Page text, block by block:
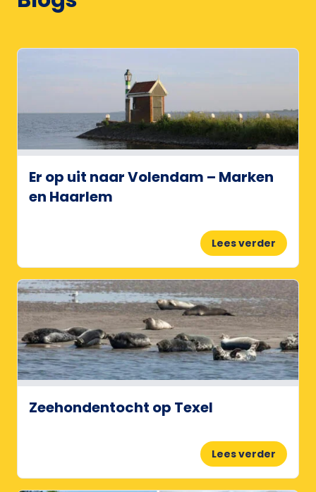
Er op uit naar Volendam – Marken
en Haarlem
Lees verder
Zeehondentocht op Texel
Lees verder